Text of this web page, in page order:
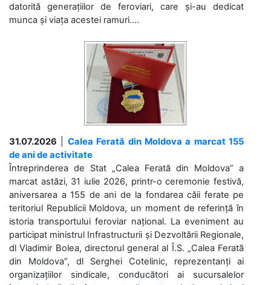
datorită generațiilor de feroviari, care și-au dedicat
munca și viața acestei ramuri....
31.07.2026
Calea Ferată din Moldova a marcat 155
de ani de activitate
Întreprinderea de Stat „Calea Ferată din Moldova” a
marcat astăzi, 31 iulie 2026, printr-o ceremonie festivă,
aniversarea a 155 de ani de la fondarea căii ferate pe
teritoriul Republicii Moldova, un moment de referință în
istoria transportului feroviar național. La eveniment au
participat ministrul Infrastructurii și Dezvoltării Regionale,
dl Vladimir Bolea, directorul general al Î.S. „Calea Ferată
din Moldova”, dl Serghei Cotelinic, reprezentanți ai
organizațiilor sindicale, conducători ai sucursalelor